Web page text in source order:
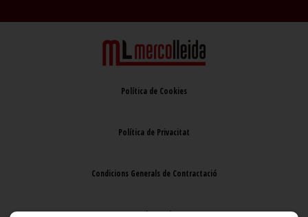
Política de Cookies
Política de Privacitat
Condicions Generals de Contractació
Avís Legal